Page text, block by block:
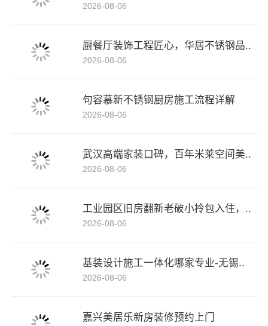
2026-08-06
厨餐厅装饰工程匠心，华居不锈钢品..
2026-08-06
句容慕新不锈钢厨房施工流程详解
2026-08-06
武汉高端家装口碑，百年米莱空间美..
2026-08-06
工业园区旧房翻新老破小拎包入住，..
2026-08-06
基装设计施工一体化哪家专业-无锡..
2026-08-06
嘉兴美居乐新房装修预约上门